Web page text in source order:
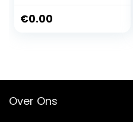
ergonomische
beschermende
(LX-V18S)
€0.00
Over Ons